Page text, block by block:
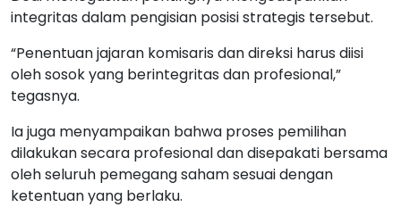
integritas dalam pengisian posisi strategis tersebut.
“Penentuan jajaran komisaris dan direksi harus diisi
oleh sosok yang berintegritas dan profesional,”
tegasnya.
Ia juga menyampaikan bahwa proses pemilihan
dilakukan secara profesional dan disepakati bersama
oleh seluruh pemegang saham sesuai dengan
ketentuan yang berlaku.